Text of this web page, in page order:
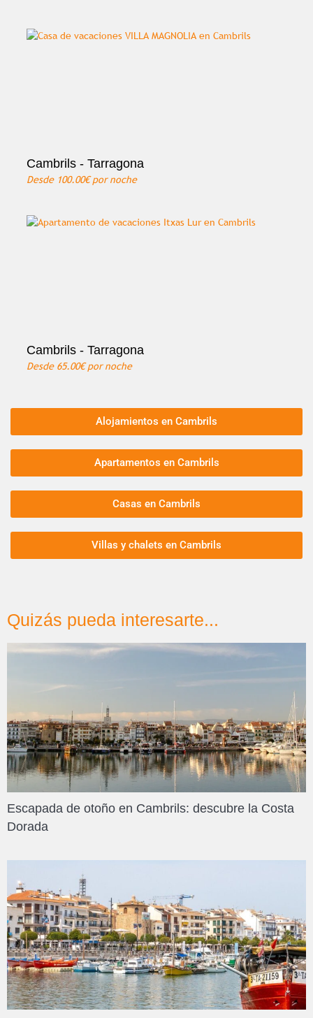
Cambrils - Tarragona
Desde 100.00€por noche
Cambrils - Tarragona
Desde 65.00€por noche
Alojamientos en Cambrils
Apartamentos en Cambrils
Casas en Cambrils
Villas y chalets en Cambrils
Quizás pueda interesarte...
Escapada de otoño en Cambrils: descubre la Costa
Dorada